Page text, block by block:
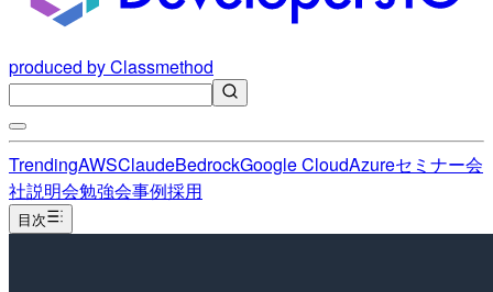
produced by Classmethod
TrendingAWSClaudeBedrockGoogle CloudAzureセミナー会
社説明会勉強会事例採用
目次